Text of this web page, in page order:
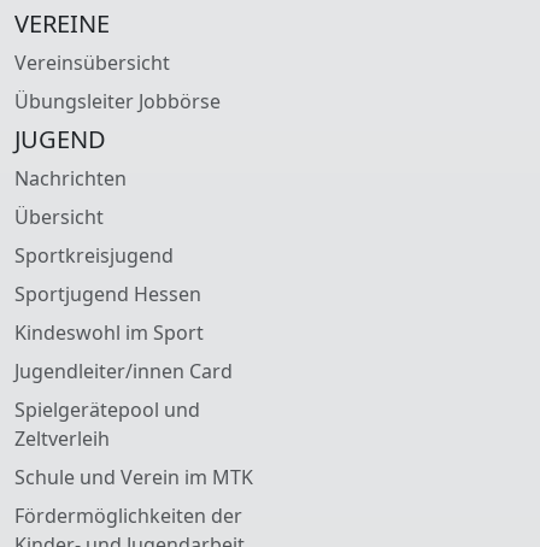
VEREINE
Vereinsübersicht
Übungsleiter Jobbörse
JUGEND
Nachrichten
Übersicht
Sportkreisjugend
Sportjugend Hessen
Kindeswohl im Sport
Jugendleiter/innen Card
Spielgerätepool und
Zeltverleih
Schule und Verein im MTK
Fördermöglichkeiten der